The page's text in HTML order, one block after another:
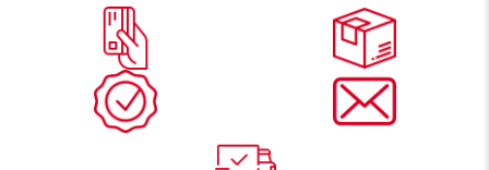
دار وگ ایران
ساختار مقاوم و با دوام:
شیر پروانه‌ای ویفری گیربکس دار وگ
ایران از مواد اولیه با کیفیت و استانداردهای بین‌المللی ساخته
می‌شود. این ساختار باعث می‌شود که شیر در برابر شرایط مختلف